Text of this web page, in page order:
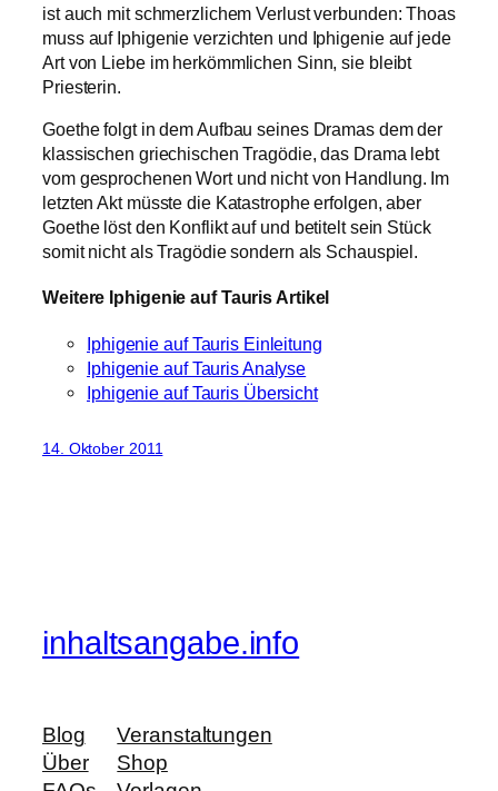
ist auch mit schmerzlichem Verlust verbunden: Thoas
muss auf Iphigenie verzichten und Iphigenie auf jede
Art von Liebe im herkömmlichen Sinn, sie bleibt
Priesterin.
Goethe folgt in dem Aufbau seines Dramas dem der
klassischen griechischen Tragödie, das Drama lebt
vom gesprochenen Wort und nicht von Handlung. Im
letzten Akt müsste die Katastrophe erfolgen, aber
Goethe löst den Konflikt auf und betitelt sein Stück
somit nicht als Tragödie sondern als Schauspiel.
Weitere Iphigenie auf Tauris Artikel
Iphigenie auf Tauris Einleitung
Iphigenie auf Tauris Analyse
Iphigenie auf Tauris Übersicht
14. Oktober 2011
inhaltsangabe.info
Blog
Über
Veranstaltungen
Shop